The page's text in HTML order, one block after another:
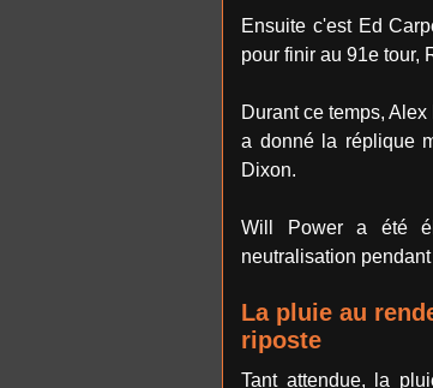
Ensuite c'est Ed
pour finir au 91e tour,
Durant ce temps,
a donné la réplique
Dixon.
Will Power a été
neutralisation
La pluie au
riposte
Tant attendue, la